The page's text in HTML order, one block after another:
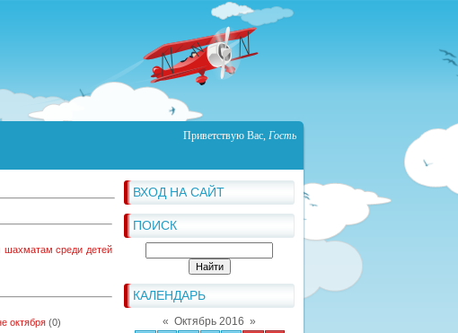
Приветствую Вас, Гость
ВХОД НА САЙТ
ПОИСК
КАЛЕНДАРЬ
« Октябрь 2016 »
шахматам среди детей
октября (0)